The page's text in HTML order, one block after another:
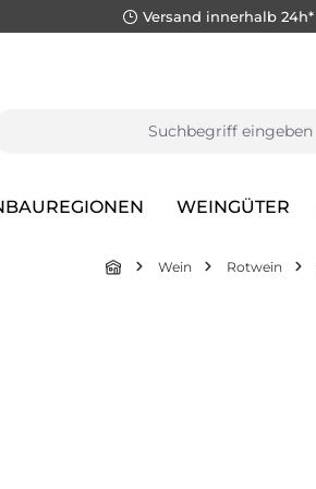
Versand innerhalb 24h*
WEINGÜTER
Wein Rotwein